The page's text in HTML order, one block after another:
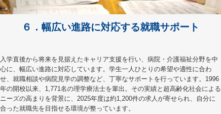
６．幅広い進路に対応する就職サポート
入学直後から将来を見据えたキャリア支援を行い、病院・介護福祉分野を中
心に、幅広い進路に対応しています。学生一人ひとりの希望や適性に合わ
せ、就職相談や病院見学の調整など、丁寧なサポートを行っています。1996
年の開校以来、1,771名の理学療法士を輩出。その実績と超高齢化社会による
ニーズの高まりを背景に、2025年度は約1,200件の求人が寄せられ、自分に
合った就職先を目指せる環境が整っています。